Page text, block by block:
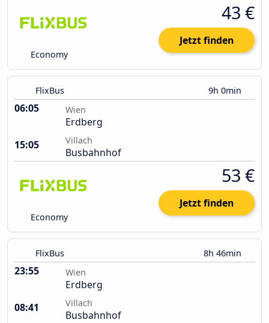
Economy
43 €
Jetzt finden
FlixBus 9h 0min
06:05 Wien
Erdberg
15:05
Villach
Busbahnhof
Economy
53 €
Jetzt finden
FlixBus 8h 46min
23:55 Wien
Erdberg
08:41
Villach
Busbahnhof